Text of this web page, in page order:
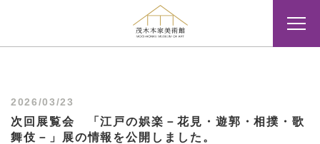
2026/03/23
次回展覧会 「江戸の娯楽－花見・遊郭・相撲・歌
舞伎－」展の情報を公開しました。